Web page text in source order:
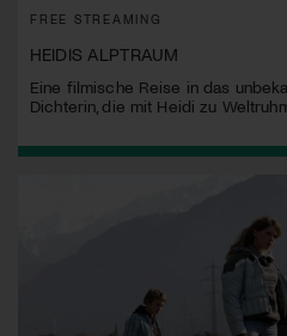
FREE STREAMING
HEIDIS ALPTRAUM
Eine filmische Reise in das
Dichterin, die mit Heidi zu